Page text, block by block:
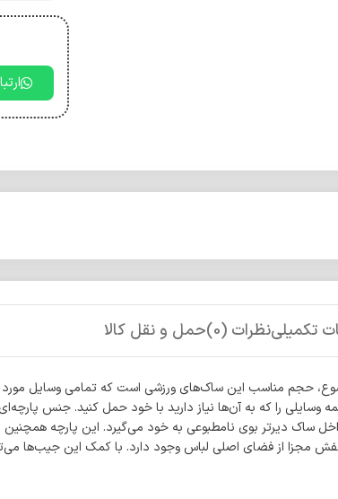
تکمیلینظرات (0) حمل و نقل کالا
ساک دیرتر بوی نامطبوعی به خود می‌گیرد. این پارچه همچنین
از فضای اصلی لباس وجود دارد. با کمک این جیب‌ها